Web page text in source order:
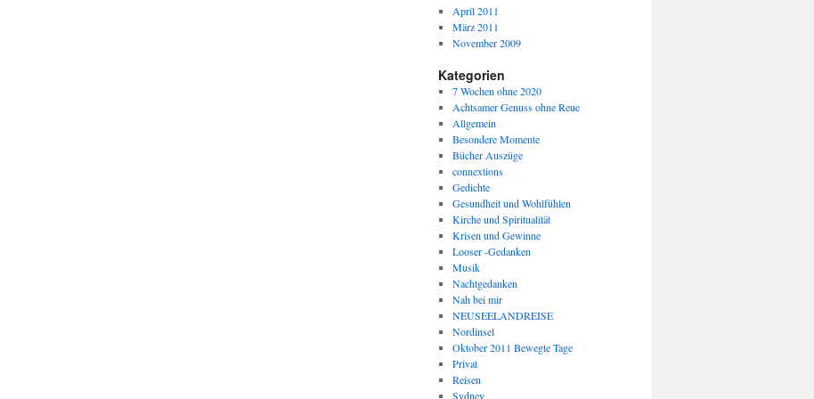
April 2011
März 2011
November 2009
Kategorien
7 Wochen ohne 2020
Achtsamer Genuss ohne Reue
Allgemein
Besondere Momente
Bücher Auszüge
connextions
Gedichte
Gesundheit und Wohlfühlen
Kirche und Spiritualität
Krisen und Gewinne
Looser -Gedanken
Musik
Nachtgedanken
Nah bei mir
NEUSEELANDREISE
Nordinsel
Oktober 2011 Bewegte Tage
Privat
Reisen
Sydney